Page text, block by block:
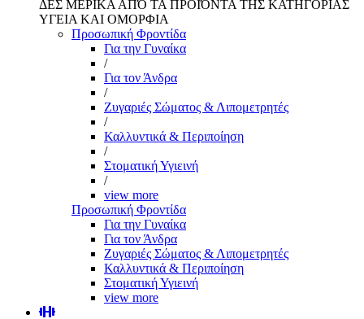
ΔΕΣ ΜΕΡΙΚΑ ΑΠΌ ΤΑ ΠΡΟΪΌΝΤΑ ΤΗΣ ΚΑΤΗΓΟΡΙΑΣ
ΥΓΕΙΑ ΚΑΙ ΟΜΟΡΦΙΑ
Προσωπική Φροντίδα
Για την Γυναίκα
/
Για τον Άνδρα
/
Ζυγαριές Σώματος & Λιπομετρητές
/
Καλλυντικά & Περιποίηση
/
Στοματική Υγιεινή
/
view more
Προσωπική Φροντίδα
Για την Γυναίκα
Για τον Άνδρα
Ζυγαριές Σώματος & Λιπομετρητές
Καλλυντικά & Περιποίηση
Στοματική Υγιεινή
view more